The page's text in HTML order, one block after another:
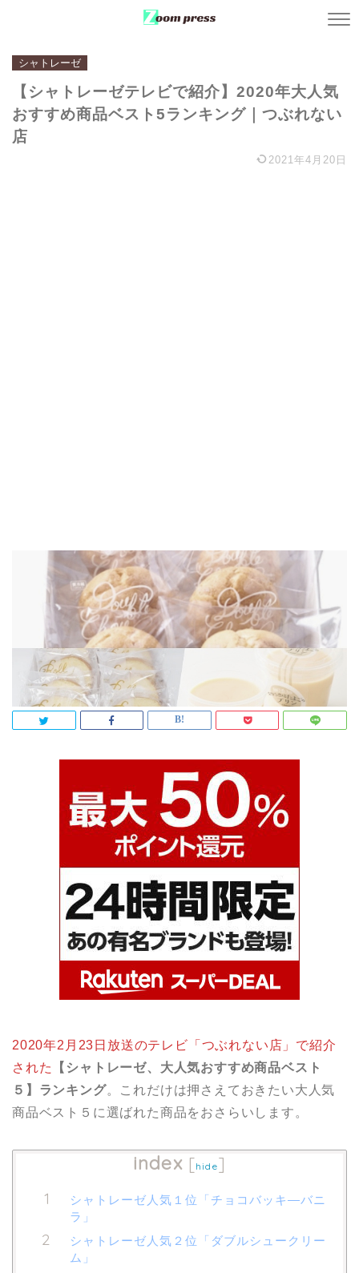
シャトレーゼ
【シャトレーゼテレビで紹介】2020年大人気
おすすめ商品ベスト5ランキング｜つぶれない
店
2021年4月20日
2020年2月23日放送のテレビ「つぶれない店」で紹介
された
【シャトレーゼ、大人気おすすめ商品ベスト
５】ランキング。これだけは押さえておきたい大人気
商品ベスト５に選ばれた商品をおさらいします。
index [hide]
シャトレーゼ人気１位「チョコバッキ―バニ
ラ」
シャトレーゼ人気２位「ダブルシュークリー
ム」